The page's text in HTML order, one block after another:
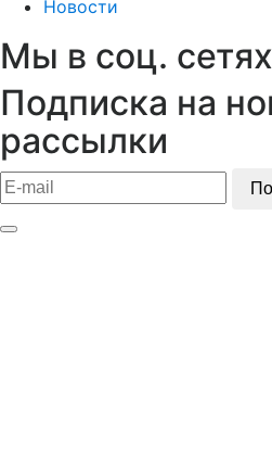
Новости
Мы в соц. сетях
Подписка на
рассылки